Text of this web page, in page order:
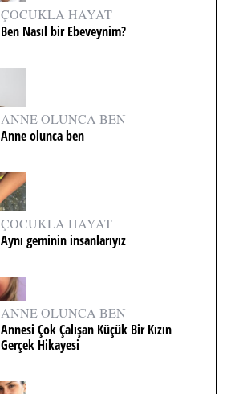
ÇOCUKLA HAYAT
Ben Nasıl bir Ebeveynim?
ANNE OLUNCA BEN
Anne olunca ben
ÇOCUKLA HAYAT
Aynı geminin insanlarıyız
ANNE OLUNCA BEN
Annesi Çok Çalışan Küçük Bir Kızın
Gerçek Hikayesi